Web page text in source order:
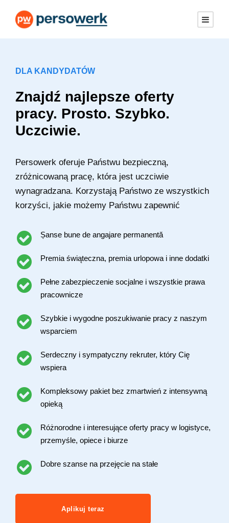
DLA KANDYDATÓW
Znajdź najlepsze oferty
pracy. Prosto. Szybko.
Uczciwie.
Persowerk oferuje Państwu bezpieczną,
zróżnicowaną pracę, która jest uczciwie
wynagradzana. Korzystają Państwo ze wszystkich
korzyści, jakie możemy Państwu zapewnić
Șanse bune de angajare permanentă
Premia świąteczna, premia urlopowa i inne dodatki
Pełne zabezpieczenie socjalne i wszystkie prawa
pracownicze
Szybkie i wygodne poszukiwanie pracy z naszym
wsparciem
Serdeczny i sympatyczny rekruter, który Cię
wspiera
Kompleksowy pakiet bez zmartwień z intensywną
opieką
Różnorodne i interesujące oferty pracy w logistyce,
przemyśle, opiece i biurze
Dobre szanse na przejęcie na stałe
Aplikuj teraz